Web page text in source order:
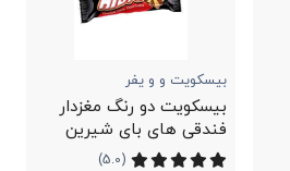
بیسکویت و و یفر
بیسکویت دو رنگ مغزدار
فندقی های بای شیرین
عسل 60 گرمی
(5.0)